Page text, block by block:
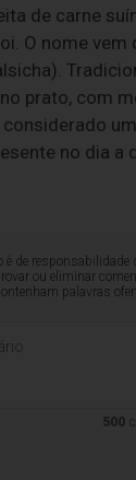
de carne
O nome vem
prato, com
no dia a
de responsabilidade
ou eliminar
palavras
500